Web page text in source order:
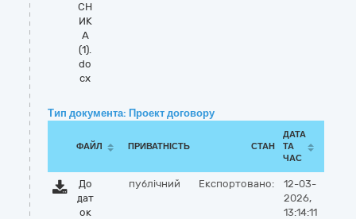
СН
ИК
А
(1).
do
cx
Тип документа: Проект договору
ФАЙЛ ПРИВАТНІСТЬ СТАН
ДАТА
ТА
ЧАС
До
дат
ок
публічний Експортовано:
12-03-
2026,
13:14:11